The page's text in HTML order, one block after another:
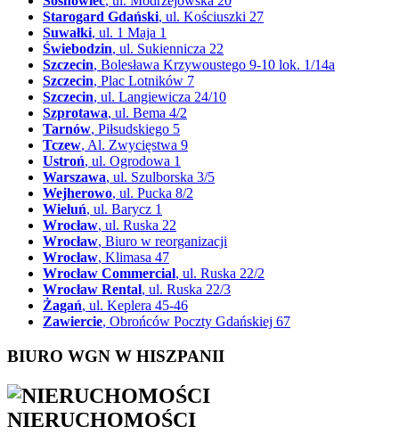
Starogard Gdański, ul. Kościuszki 27
Suwałki, ul. 1 Maja 1
Świebodzin, ul. Sukiennicza 22
Szczecin, Bolesława Krzywoustego 9-10 lok. 1/14a
Szczecin, Plac Lotników 7
Szczecin, ul. Langiewicza 24/10
Szprotawa, ul. Bema 4/2
Tarnów, Piłsudskiego 5
Tczew, Al. Zwycięstwa 9
Ustroń, ul. Ogrodowa 1
Warszawa, ul. Szulborska 3/5
Wejherowo, ul. Pucka 8/2
Wieluń, ul. Barycz 1
Wrocław, ul. Ruska 22
Wrocław, Biuro w reorganizacji
Wrocław, Klimasa 47
Wrocław Commercial, ul. Ruska 22/2
Wrocław Rental, ul. Ruska 22/3
Żagań, ul. Keplera 45-46
Zawiercie, Obrońców Poczty Gdańskiej 67
BIURO WGN W HISZPANII
NIERUCHOMOŚCI